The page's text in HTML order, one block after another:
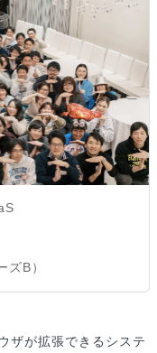
ズB）
ザが拡張できるシステ